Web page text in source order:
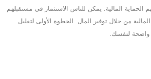
الحماية المالية. يمكن للناس الاستثمار في مستقبلهم
من خلال توفير المال. الخطوة الأولى لتقليل
واضحة لنفسك.